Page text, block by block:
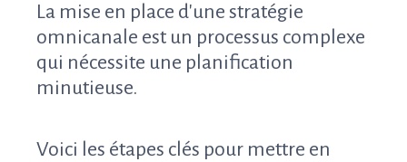
La mise en place d'une stratégie
omnicanale est un processus complexe
qui nécessite une planification
minutieuse.
Voici les étapes clés pour mettre en